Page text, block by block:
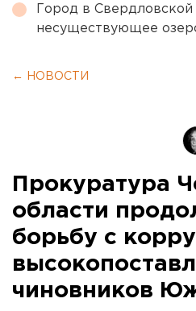
Город в
несуществующее
← НОВОСТИ
Прокуратура
области
борьбу с
чиновников